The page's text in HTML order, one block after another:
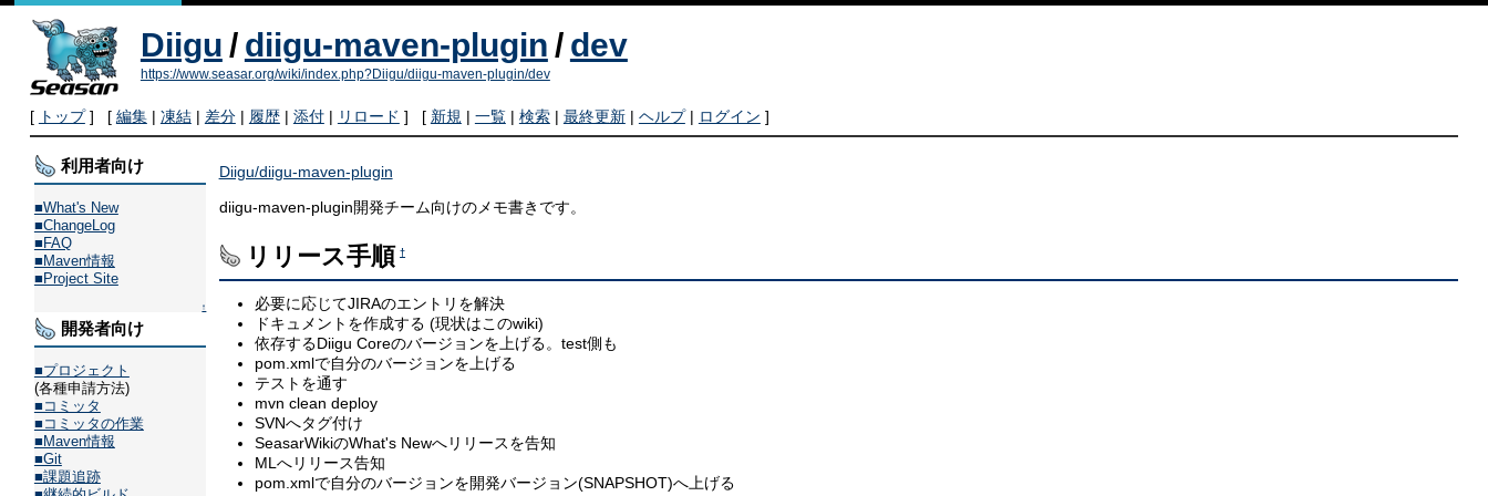
Diigu / diigu-maven-plugin / dev
https://www.seasar.org/wiki/index.php?Diigu/diigu-maven-plugin/dev
[ トップ] [ 編集| 凍結| 差分| 履歴| 添付| リロード ] [ 新規 | 一覧| 検索| 最終更新| ヘルプ| ログイン ]
Diigu/diigu-maven-plugin
diigu-maven-plugin開発チーム向けのメモ書きです。
リリース手順 †
必要に応じてJIRAのエントリを解決
ドキュメントを作成する (現状はこのwiki)
依存するDiigu Coreのバージョンを上げる。test側も
pom.xmlで自分のバージョンを上げる
テストを通す
mvn clean deploy
SVNへタグ付け
SeasarWikiのWhat's Newへリリースを告知
MLへリリース告知
pom.xmlで自分のバージョンを開発バージョン(SNAPSHOT)へ上げる
利用者向け
■What's New
■ChangeLog
■FAQ
■Maven情報
■Project Site
↑
開発者向け
■プロジェクト
(各種申請方法)
■コミッタ
■コミッタの作業
■Maven情報
■Git
■課題追跡